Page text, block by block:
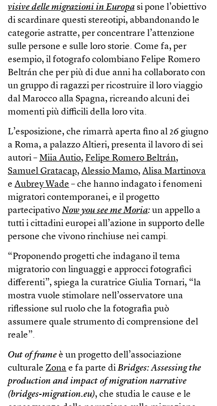
visive delle migrazioni in Europa si pone l’obiettivo
di scardinare questi stereotipi, abbandonando le
categorie astratte, per concentrare l’attenzione
sulle persone e sulle loro storie. Come fa, per
esempio, il fotografo colombiano Felipe Romero
Beltrán che per più di due anni ha collaborato con
un gruppo di ragazzi per ricostruire il loro viaggio
dal Marocco alla Spagna, ricreando alcuni dei
momenti più difficili della loro vita.
L’esposizione, che rimarrà aperta fino al 26 giugno
a Roma, a palazzo Altieri, presenta il lavoro di sei
autori – Miia Autio, Felipe Romero Beltrán,
Samuel Gratacap, Alessio Mamo, Alisa Martinova
e Aubrey Wade – che hanno indagato i fenomeni
migratori contemporanei, e il progetto
partecipativo Now you see me Moria: un appello a
tutti i cittadini europei all’azione in supporto delle
persone che vivono rinchiuse nei campi.
“Proponendo progetti che indagano il tema
migratorio con linguaggi e approcci fotografici
differenti”, spiega la curatrice Giulia Tornari, “la
mostra vuole stimolare nell’osservatore una
riflessione sul ruolo che la fotografia può
assumere quale strumento di comprensione del
reale”.
Out of frame è un progetto dell’associazione
culturale Zona e fa parte di Bridges: Assessing the
production and impact of migration narrative
(bridges-migration.eu), che studia le cause e le